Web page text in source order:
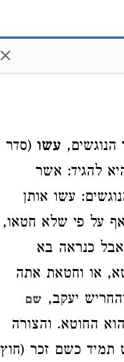
×
הנוגשים, עשו (סדר
להגיד: אשר
עשו אותן
על פי שלא חטאו,
כנראה בא
או וחטאת אתה
יעקב, שם
החוטא. והצורה
כשם זכר (חוץ